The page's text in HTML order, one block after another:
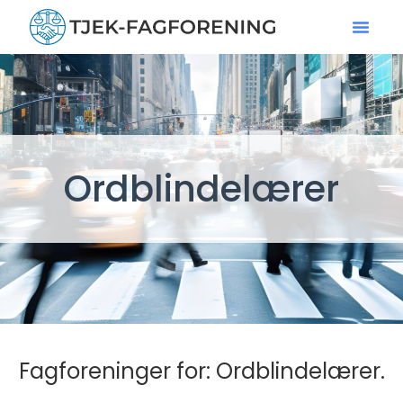
Ordblindelærer
Fagforeninger for: Ordblindelærer.